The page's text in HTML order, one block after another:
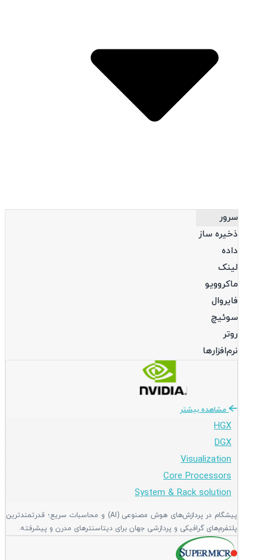
سرور
ذخیره ساز
داده
لینک
ماکروویو
فایروال
سوئیچ
روتر
نرم‌افزارها
مشاهده بیشتر
HGX
DGX
Visualization
Core Processors
System & Rack solution
پیشگام در پردازش‌های هوش مصنوعی (AI) و محاسبات سریع؛ قدرتمندترین
پلتفرم‌های گرافیکی و پردازشی جهان برای دیتاسنترهای مدرن و پیشرفته.